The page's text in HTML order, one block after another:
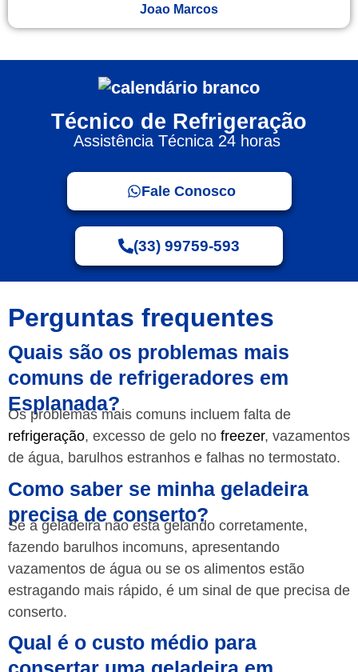
Joao Marcos
Técnico de Refrigeração
Assistência Técnica 24 horas
Fale Conosco
(33) 99759-593
Perguntas frequentes
Quais são os problemas mais
comuns de refrigeradores em
Esplanada?
Os problemas mais comuns incluem falta de
refrigeração, excesso de gelo no freezer, vazamentos
de água, barulhos estranhos e falhas no termostato.
Como saber se minha geladeira
precisa de conserto?
Se a geladeira não está gelando corretamente,
fazendo barulhos incomuns, apresentando
vazamentos de água ou se os alimentos estão
estragando mais rápido, é um sinal de que precisa de
conserto.
Qual é o custo médio para